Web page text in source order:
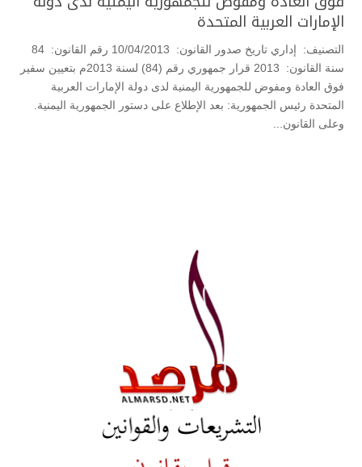
الإمارات العربية المتحدة
التصنيف: إداري تاريخ صدور القانون: 10/04/2013 رقم القانون: 84
سنة القانون: 2013 قرار جمهوري رقم (84) لسنة 2013م بتعيين سفير
فوق العادة ومفوض للجمهورية اليمنية لدى دولة الإمارات العربية
المتحدة رئيس الجمهورية: بعد الإطلاع على دستور الجمهورية اليمنية.
وعلى القانون...